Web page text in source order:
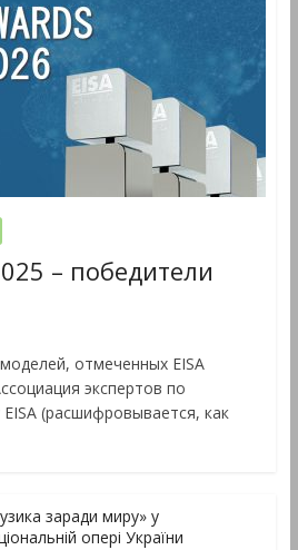
– победители
отмеченных EISA
экспертов по
EISA (расшифровывается, как
заради миру» у
опері України